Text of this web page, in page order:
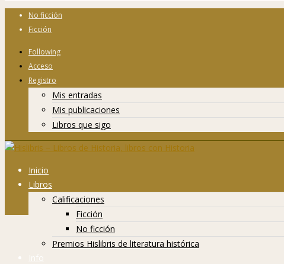
No ficción
Ficción
Following
Acceso
Registro
Mis entradas
Mis publicaciones
Libros que sigo
Inicio
Libros
Calificaciones
Ficción
No ficción
Premios Hislibris de literatura histórica
Info